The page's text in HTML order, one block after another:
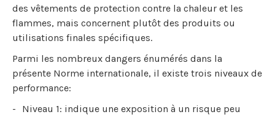
des vêtements de protection contre la chaleur et les
flammes, mais concernent plutôt des produits ou
utilisations finales spécifiques.
Parmi les nombreux dangers énumérés dans la
présente Norme internationale, il existe trois niveaux de
performance:
Niveau 1: indique une exposition à un risque peu